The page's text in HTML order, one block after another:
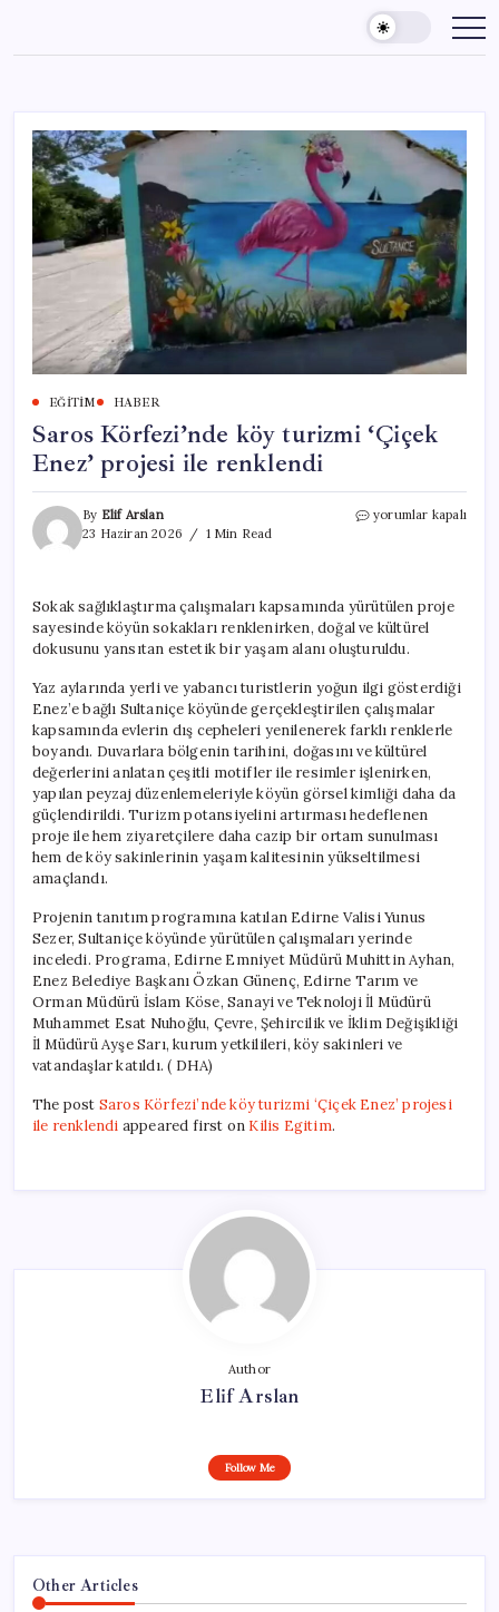
content
EĞITIM HABER
Saros Körfezi’nde köy turizmi ‘Çiçek
Enez’ projesi ile renklendi
By Elif Arslan
23 Haziran 2026
1 Min Read
Saros
Enez’
projesi
ile
için
yorumlar kapalı
Sokak sağlıklaştırma çalışmaları kapsamında yürütülen proje
sayesinde köyün sokakları renklenirken, doğal ve kültürel
dokusunu yansıtan estetik bir yaşam alanı oluşturuldu.
Yaz aylarında yerli ve yabancı turistlerin yoğun ilgi gösterdiği
Enez’e bağlı Sultaniçe köyünde gerçekleştirilen çalışmalar
kapsamında evlerin dış cepheleri yenilenerek farklı renklerle
boyandı. Duvarlara bölgenin tarihini, doğasını ve kültürel
değerlerini anlatan çeşitli motifler ile resimler işlenirken,
yapılan peyzaj düzenlemeleriyle köyün görsel kimliği daha da
güçlendirildi. Turizm potansiyelini artırması hedeflenen
proje ile hem ziyaretçilere daha cazip bir ortam sunulması
hem de köy sakinlerinin yaşam kalitesinin yükseltilmesi
amaçlandı.
Projenin tanıtım programına katılan Edirne Valisi Yunus
Sezer, Sultaniçe köyünde yürütülen çalışmaları yerinde
inceledi. Programa, Edirne Emniyet Müdürü Muhittin Ayhan,
Enez Belediye Başkanı Özkan Günenç, Edirne Tarım ve
Orman Müdürü İslam Köse, Sanayi ve Teknoloji İl Müdürü
Muhammet Esat Nuhoğlu, Çevre, Şehircilik ve İklim Değişikliği
İl Müdürü Ayşe Sarı, kurum yetkilileri, köy sakinleri ve
vatandaşlar katıldı. ( DHA)
The post Saros Körfezi’nde köy turizmi ‘Çiçek Enez’ projesi
ile renklendi appeared first on Kilis Egitim.
Author
Elif Arslan
Follow Me
Other Articles